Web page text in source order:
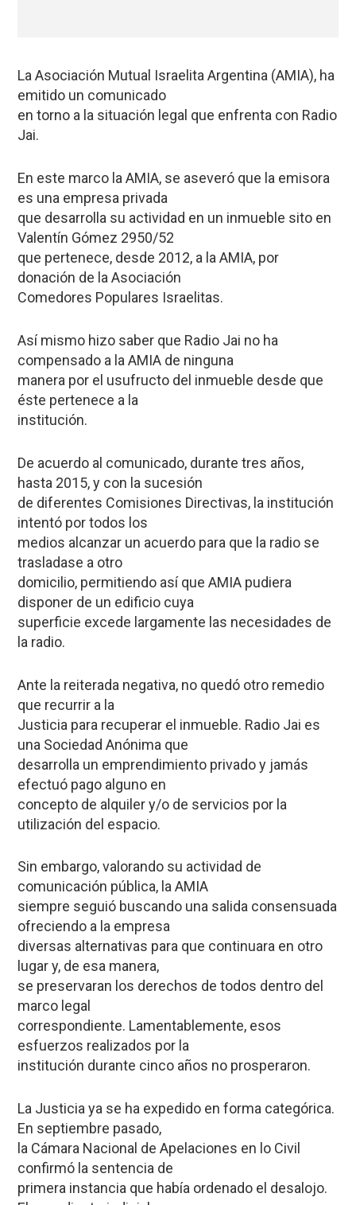
La Asociación Mutual Israelita Argentina (AMIA), ha
emitido un comunicado
en torno a la situación legal que enfrenta con Radio
Jai.
En este marco la AMIA, se aseveró que la emisora
es una empresa privada
que desarrolla su actividad en un inmueble sito en
Valentín Gómez 2950/52
que pertenece, desde 2012, a la AMIA, por
donación de la Asociación
Comedores Populares Israelitas.
Así mismo hizo saber que Radio Jai no ha
compensado a la AMIA de ninguna
manera por el usufructo del inmueble desde que
éste pertenece a la
institución.
De acuerdo al comunicado, durante tres años,
hasta 2015, y con la sucesión
de diferentes Comisiones Directivas, la institución
intentó por todos los
medios alcanzar un acuerdo para que la radio se
trasladase a otro
domicilio, permitiendo así que AMIA pudiera
disponer de un edificio cuya
superficie excede largamente las necesidades de
la radio.
Ante la reiterada negativa, no quedó otro remedio
que recurrir a la
Justicia para recuperar el inmueble. Radio Jai es
una Sociedad Anónima que
desarrolla un emprendimiento privado y jamás
efectuó pago alguno en
concepto de alquiler y/o de servicios por la
utilización del espacio.
Sin embargo, valorando su actividad de
comunicación pública, la AMIA
siempre seguió buscando una salida consensuada
ofreciendo a la empresa
diversas alternativas para que continuara en otro
lugar y, de esa manera,
se preservaran los derechos de todos dentro del
marco legal
correspondiente. Lamentablemente, esos
esfuerzos realizados por la
institución durante cinco años no prosperaron.
La Justicia ya se ha expedido en forma categórica.
En septiembre pasado,
la Cámara Nacional de Apelaciones en lo Civil
confirmó la sentencia de
primera instancia que había ordenado el desalojo.